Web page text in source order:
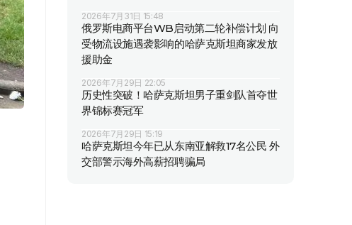
2026年7月31日 15:48
俄罗斯电商平台WB启动第二轮补偿计划 向
受物流设施遇袭影响的哈萨克斯坦商家发放
援助金
2026年7月29日 22:05
历史性突破！哈萨克斯坦男子重剑队首夺世
界锦标赛冠军
2026年7月29日 15:19
哈萨克斯坦今年已从东南亚解救17名公民 外
交部警示海外高薪招聘骗局